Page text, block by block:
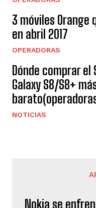
3 móviles Orange
en abril 2017
OPERADORAS
Dónde comprar el
Galaxy S8/S8+
NOTICIAS
Nokia se